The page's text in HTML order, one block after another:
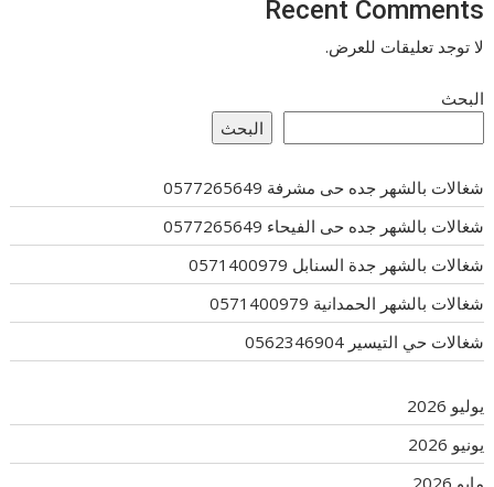
Recent Comments
لا توجد تعليقات للعرض.
البحث
البحث
شغالات بالشهر جده حى مشرفة 0577265649
شغالات بالشهر جده حى الفيحاء 0577265649
شغالات بالشهر جدة السنابل 0571400979
شغالات بالشهر الحمدانية 0571400979
شغالات حي التيسير 0562346904
يوليو 2026
يونيو 2026
مايو 2026